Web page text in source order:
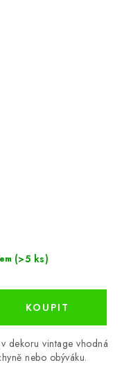
(>5 ks)
dekoru vintage vhodná
nebo obýváku.